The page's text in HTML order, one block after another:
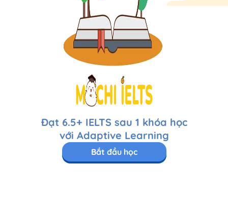
Đạt 6.5+ IELTS sau 1 khóa học
với Adaptive Learning
Bắt đầu học